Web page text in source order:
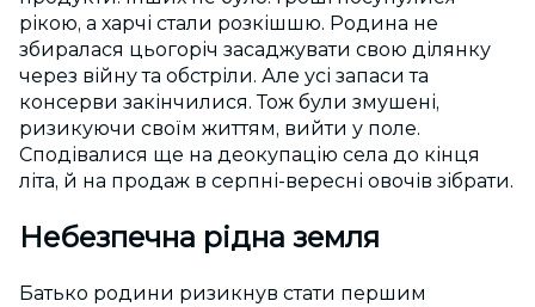
рікою, а харчі стали розкішшю. Родина не
збиралася цьогоріч засаджувати свою ділянку
через війну та обстріли. Але усі запаси та
консерви закінчилися. Тож були змушені,
ризикуючи своїм життям, вийти у поле.
Сподівалися ще на деокупацію села до кінця
літа, й на продаж в серпні-вересні овочів зібрати.
Небезпечна рідна земля
Батько родини ризикнув стати першим